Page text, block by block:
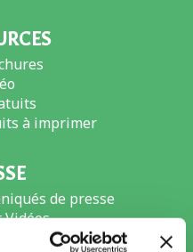
à imprimer
de presse
Vidéos